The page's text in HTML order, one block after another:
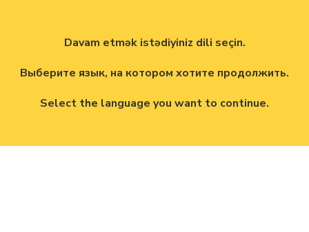
Davam etmək istədiyiniz dili seçin.
Выберите язык, на котором хотите продолжить.
Select the language you want to continue.